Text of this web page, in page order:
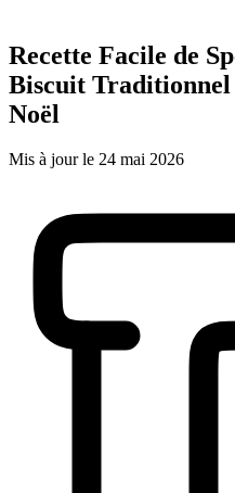
Recette Facile de
Biscuit
Noël
Mis à jour le 24 mai 2026